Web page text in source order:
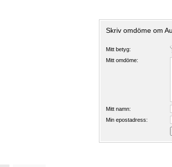
Skriv omdöme om
Mitt betyg:
Mitt omdöme:
Mitt namn:
Min epostadress: